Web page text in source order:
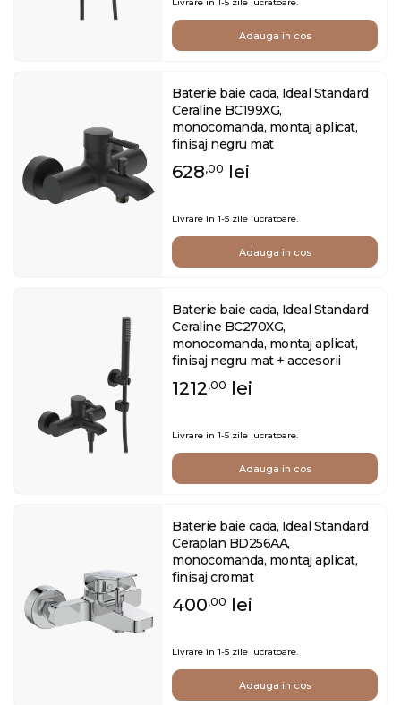
Adauga in cos
Baterie baie cada, Ideal Standard
Ceraline BC199XG,
monocomanda, montaj aplicat,
finisaj negru mat
628,00 lei
Livrare in 1-5 zile lucratoare.
Adauga in cos
Baterie baie cada, Ideal Standard
Ceraline BC270XG,
monocomanda, montaj aplicat,
finisaj negru mat + accesorii
1212,00 lei
Livrare in 1-5 zile lucratoare.
Adauga in cos
Baterie baie cada, Ideal Standard
Ceraplan BD256AA,
monocomanda, montaj aplicat,
finisaj cromat
400,00 lei
Livrare in 1-5 zile lucratoare.
Adauga in cos